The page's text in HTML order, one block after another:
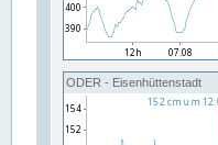
ODER - Eisenhüttenstadt